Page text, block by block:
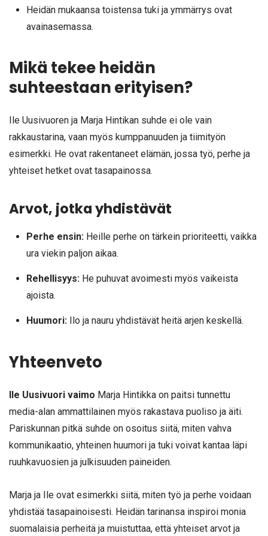
Heidän mukaansa toistensa tuki ja ymmärrys ovat
avainasemassa.
Mikä tekee heidän
suhteestaan erityisen?
Ile Uusivuoren ja Marja Hintikan suhde ei ole vain
rakkaustarina, vaan myös kumppanuuden ja tiimityön
esimerkki. He ovat rakentaneet elämän, jossa työ, perhe ja
yhteiset hetket ovat tasapainossa.
Arvot, jotka yhdistävät
Perhe ensin:Heille perhe on tärkein prioriteetti, vaikka
ura viekin paljon aikaa.
Rehellisyys:He puhuvat avoimesti myös vaikeista
ajoista.
Huumori:Ilo ja nauru yhdistävät heitä arjen keskellä.
Yhteenveto
Ile Uusivuori vaimo Marja Hintikka on paitsi tunnettu
media-alan ammattilainen myös rakastava puoliso ja äiti.
Pariskunnan pitkä suhde on osoitus siitä, miten vahva
kommunikaatio, yhteinen huumori ja tuki voivat kantaa läpi
ruuhkavuosien ja julkisuuden paineiden.
Marja ja Ile ovat esimerkki siitä, miten työ ja perhe voidaan
yhdistää tasapainoisesti. Heidän tarinansa inspiroi monia
suomalaisia perheitä ja muistuttaa, että yhteiset arvot ja